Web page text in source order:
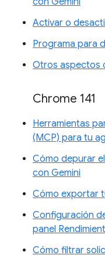
Activar o
Programa para
Otros aspectos
Chrome 141
Herramientas
(MCP) para tu
Cómo depurar
con Gemini
Cómo exportar
Configuración
panel
Cómo filtrar